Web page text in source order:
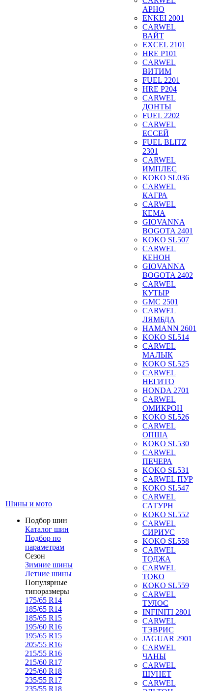
Шины и мото
Подбор шин
Каталог шин
Подбор по
параметрам
Сезон
Зимние шины
Летние шины
Популярные
типоразмеры
175/65 R14
185/65 R14
185/65 R15
195/60 R16
195/65 R15
205/55 R16
215/55 R16
215/60 R17
225/60 R18
235/55 R17
235/55 R18
АРНО
ENKEI 2001
CARWEL
ВАЙТ
EXCEL 2101
HRE P101
CARWEL
ВИТИМ
FUEL 2201
HRE P204
CARWEL
ДОНТЫ
FUEL 2202
CARWEL
ЕССЕЙ
FUEL BLITZ
2301
CARWEL
ИМПЛЕС
KOKO SL036
CARWEL
КАГРА
CARWEL
КЕМА
GIOVANNA
BOGOTA 2401
KOKO SL507
CARWEL
КЕНОН
GIOVANNA
BOGOTA 2402
CARWEL
КУТЫР
GMC 2501
CARWEL
ЛЯМБДА
HAMANN 2601
KOKO SL514
CARWEL
МАЛЫК
KOKO SL525
CARWEL
НЕГИТО
HONDA 2701
CARWEL
ОМИКРОН
KOKO SL526
CARWEL
ОПША
KOKO SL530
CARWEL
ПЕЧЕРА
KOKO SL531
CARWEL ПУР
KOKO SL547
CARWEL
САТУРН
KOKO SL552
CARWEL
СИРИУС
KOKO SL558
CARWEL
ТОДЖА
CARWEL
ТОКО
KOKO SL559
CARWEL
ТУЛОС
INFINITI 2801
CARWEL
ТЭВРИС
JAGUAR 2901
CARWEL
ЧАНЫ
CARWEL
ШУНЕТ
CARWEL